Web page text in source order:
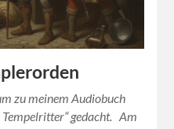
zu meinem Audiobuch
Tempelritter“ gedacht. Am